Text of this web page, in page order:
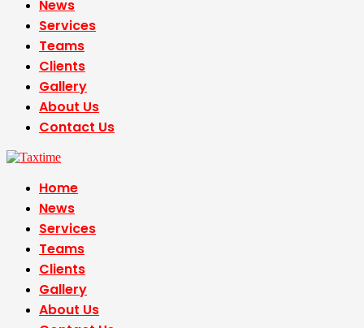
News
Services
Teams
Clients
Gallery
About Us
Contact Us
Home
News
Services
Teams
Clients
Gallery
About Us